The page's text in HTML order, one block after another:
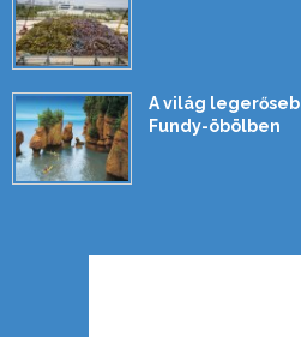
A világ
Fundy-öbölben